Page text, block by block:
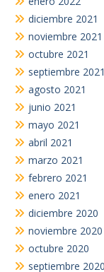
diciembre 2021
noviembre 2021
octubre 2021
septiembre 2021
agosto 2021
junio 2021
mayo 2021
abril 2021
marzo 2021
febrero 2021
enero 2021
diciembre 2020
noviembre 2020
octubre 2020
septiembre 2020